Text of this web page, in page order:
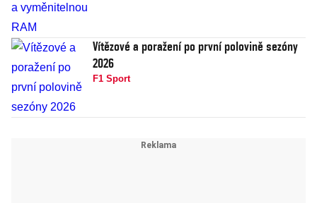
Vítězové a poražení po první polovině sezóny
2026
F1 Sport